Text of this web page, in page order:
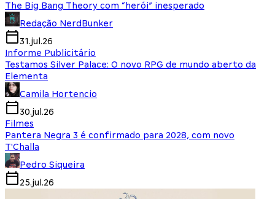
The Big Bang Theory com “herói” inesperado
Redação NerdBunker
31.jul.26
Informe Publicitário
Testamos Silver Palace: O novo RPG de mundo aberto da
Elementa
Camila Hortencio
30.jul.26
Filmes
Pantera Negra 3 é confirmado para 2028, com novo
T'Challa
Pedro Siqueira
25.jul.26